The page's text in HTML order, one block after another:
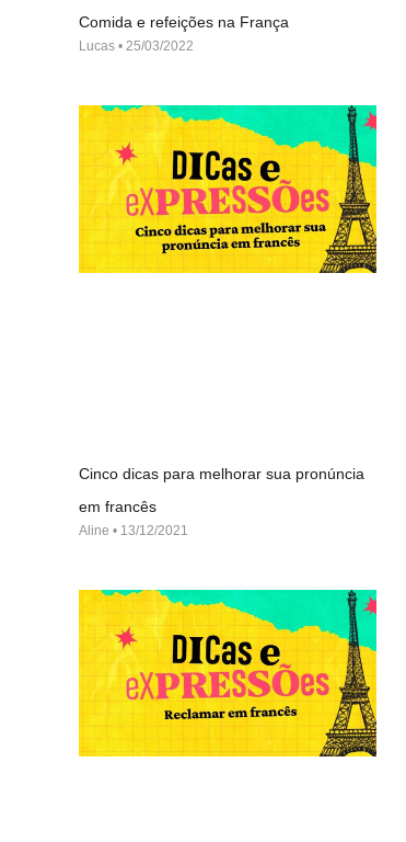
Comida e refeições na França
Lucas 25/03/2022
Cinco dicas para melhorar sua pronúncia
em francês
Aline 13/12/2021